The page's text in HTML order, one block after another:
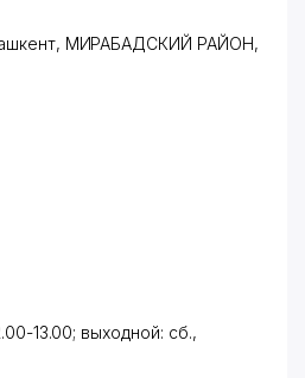
, МИРАБАДСКИЙ РАЙОН,
13.00; выходной: сб.,